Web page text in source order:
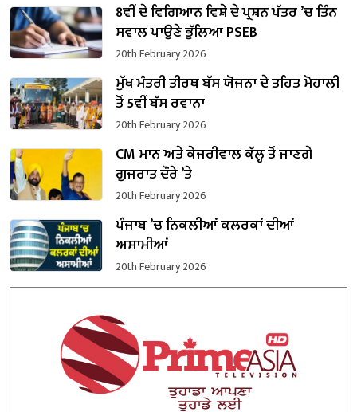
8ਵੀਂ ਦੇ ਵਿਗਿਆਨ ਵਿਸ਼ੇ ਦੇ ਪ੍ਰਸ਼ਨ ਪੱਤਰ ’ਚ ਤਿੰਨ
ਸਵਾਲ ਪਾਉਣੇ ਭੁੱਲਿਆ PSEB
20th February 2026
ਮੁੱਖ ਮੰਤਰੀ ਤੀਰਥ ਬੱਸ ਯੋਜਨਾ ਦੇ ਤਹਿਤ ਮੋਹਾਲੀ
ਤੋਂ 5ਵੀਂ ਬੱਸ ਰਵਾਨਾ
20th February 2026
CM ਮਾਨ ਅਤੇ ਕੇਜਰੀਵਾਲ ਕੱਲ੍ਹ ਤੋਂ ਜਾਣਗੇ
ਗੁਜਰਾਤ ਦੌਰੇ ’ਤੇ
20th February 2026
ਪੰਜਾਬ ’ਚ ਨਿਕਲੀਆਂ ਕਲਰਕਾਂ ਦੀਆਂ
ਅਸਾਮੀਆਂ
20th February 2026